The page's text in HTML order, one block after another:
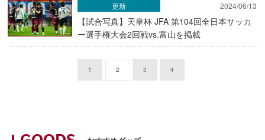
2024/06/13
【試合写真】天皇杯 JFA 第104回全日本サッカ
ー選手権大会2回戦vs.富山を掲載
更新
1 2 3 4